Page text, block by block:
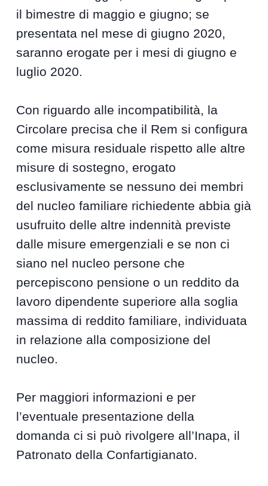
il bimestre di maggio e giugno; se
presentata nel mese di giugno 2020,
saranno erogate per i mesi di giugno e
luglio 2020.
Con riguardo alle incompatibilità, la
Circolare precisa che il Rem si configura
come misura residuale rispetto alle altre
misure di sostegno, erogato
esclusivamente se nessuno dei membri
del nucleo familiare richiedente abbia già
usufruito delle altre indennità previste
dalle misure emergenziali e se non ci
siano nel nucleo persone che
percepiscono pensione o un reddito da
lavoro dipendente superiore alla soglia
massima di reddito familiare, individuata
in relazione alla composizione del
nucleo.
Per maggiori informazioni e per
l’eventuale presentazione della
domanda ci si può rivolgere all’Inapa, il
Patronato della Confartigianato.